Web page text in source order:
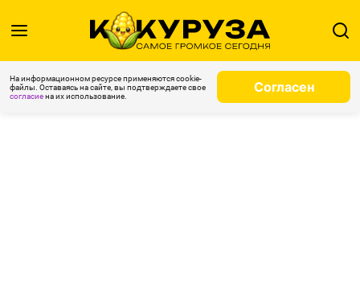
На информационном ресурсе применяются cookie-
файлы. Оставаясь на сайте, вы подтверждаете свое
согласиена их использование.
Согласен